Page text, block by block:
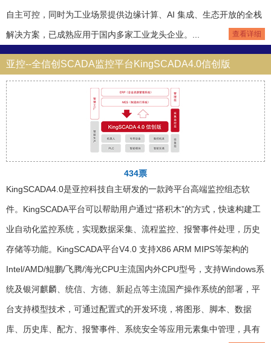
自主可控，同时为工业场景提供边缘计算、AI 集成、生态开放的全栈
解决方案，已成熟应用于国内多家工业龙头企业。... 查看详细
亚控--全信创SCADA监控平台KingSCADA4.0信创版
434票
KingSCADA4.0是亚控科技自主研发的一款跨平台高端监控组态软
件。KingSCADA平台可以帮助用户通过“搭积木”的方式，快速构建工
业自动化监控系统，实现数据采集、流程监控、报警事件处理，历史
存储等功能。KingSCADA平台V4.0 支持X86 ARM MIPS等架构的
Intel/AMD/鲲鹏/飞腾/海光CPU主流国内外CPU型号，支持Windows系
统及银河麒麟、统信、方德、新起点等主流国产操作系统的部署，平
台支持模型技术，可通过配置式的开发环境，将图形、脚本、数据
库、历史库、配方、报警事件、系统安全等应用元素集中管理，具有